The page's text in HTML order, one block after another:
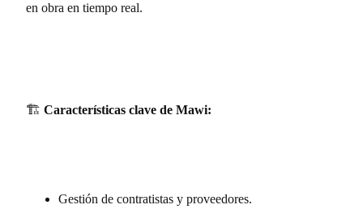
en obra en tiempo real.
🏗️ Características clave de Mawi:
Gestión de contratistas y proveedores.